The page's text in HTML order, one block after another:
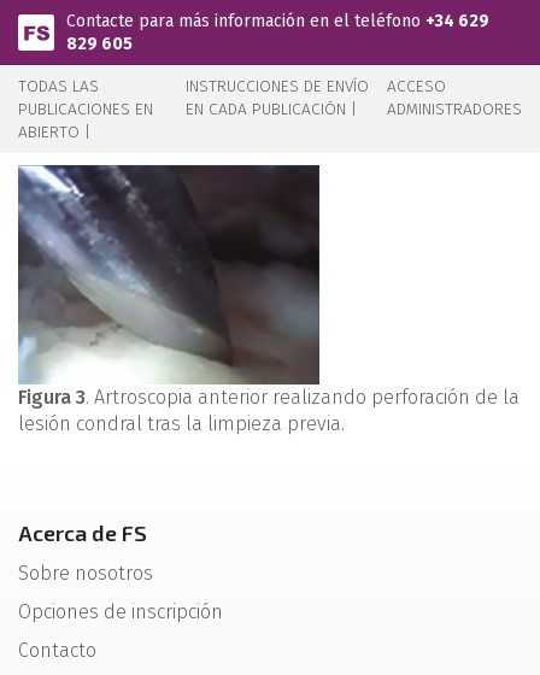
Pasar al contenido principal
Contacte para más información en el teléfono +34 629
829 605
TODAS LAS
PUBLICACIONES EN
ABIERTO |
INSTRUCCIONES DE ENVÍO
EN CADA PUBLICACIÓN |
ACCESO
ADMINISTRADORES
Figura 3. Artroscopia anterior realizando perforación de la
lesión condral tras la limpieza previa.
Acerca de FS
Sobre nosotros
Opciones de inscripción
Contacto